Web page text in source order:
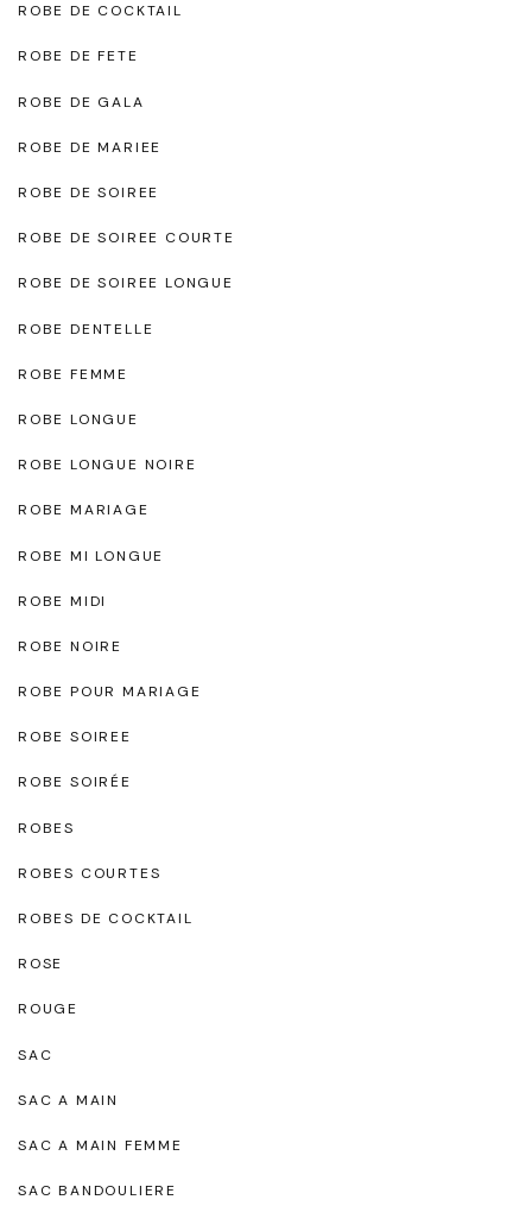
ROBE DE COCKTAIL
ROBE DE FETE
ROBE DE GALA
ROBE DE MARIEE
ROBE DE SOIREE
ROBE DE SOIREE COURTE
ROBE DE SOIREE LONGUE
ROBE DENTELLE
ROBE FEMME
ROBE LONGUE
ROBE LONGUE NOIRE
ROBE MARIAGE
ROBE MI LONGUE
ROBE MIDI
ROBE NOIRE
ROBE POUR MARIAGE
ROBE SOIREE
ROBE SOIRÉE
ROBES
ROBES COURTES
ROBES DE COCKTAIL
ROSE
ROUGE
SAC
SAC A MAIN
SAC A MAIN FEMME
SAC BANDOULIERE